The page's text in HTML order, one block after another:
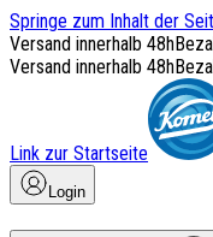
Springe zum Inhalt der
Versand innerhalb 48h
Versand innerhalb 48h
Link zur Startseite
Login